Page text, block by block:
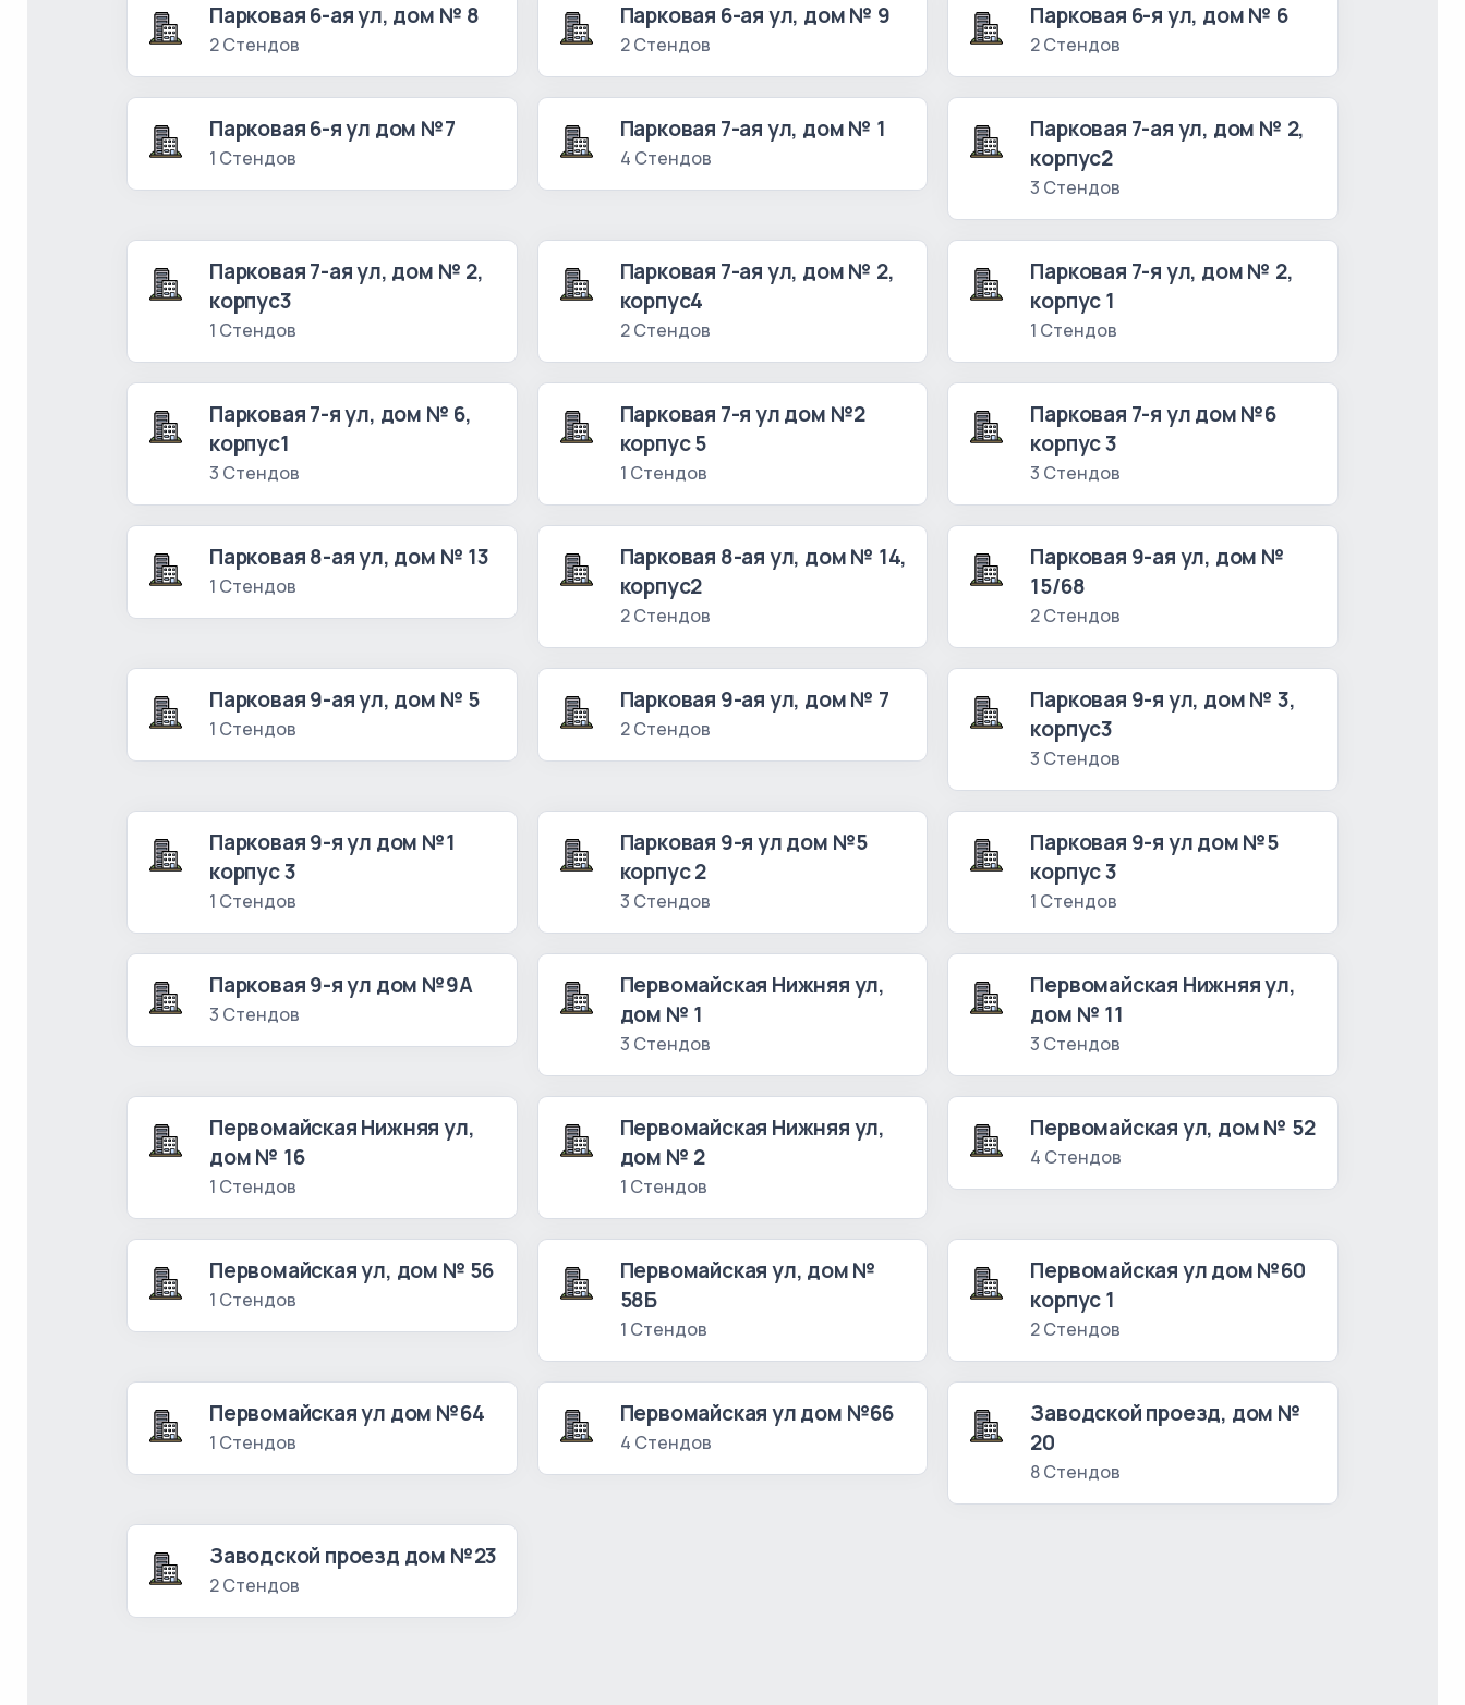
Парковая 6-ая ул, дом № 8
2 Стендов
Парковая 6-ая ул, дом № 9
2 Стендов
Парковая 6-я ул, дом № 6
2 Стендов
Парковая 6-я ул дом №7
1 Стендов
Парковая 7-ая ул, дом № 1
4 Стендов
Парковая 7-ая ул, дом № 2,
корпус2
3 Стендов
Парковая 7-ая ул, дом № 2,
корпус3
1 Стендов
Парковая 7-ая ул, дом № 2,
корпус4
2 Стендов
Парковая 7-я ул, дом № 2,
корпус 1
1 Стендов
Парковая 7-я ул, дом № 6,
корпус1
3 Стендов
Парковая 7-я ул дом №2
корпус 5
1 Стендов
Парковая 7-я ул дом №6
корпус 3
3 Стендов
Парковая 8-ая ул, дом № 13
1 Стендов
Парковая 8-ая ул, дом № 14,
корпус2
2 Стендов
Парковая 9-ая ул, дом №
15/68
2 Стендов
Парковая 9-ая ул, дом № 5
1 Стендов
Парковая 9-ая ул, дом № 7
2 Стендов
Парковая 9-я ул, дом № 3,
корпус3
3 Стендов
Парковая 9-я ул дом №1
корпус 3
1 Стендов
Парковая 9-я ул дом №5
корпус 2
3 Стендов
Парковая 9-я ул дом №5
корпус 3
1 Стендов
Парковая 9-я ул дом №9А
3 Стендов
Первомайская Нижняя ул,
дом № 1
3 Стендов
Первомайская Нижняя ул,
дом № 11
3 Стендов
Первомайская Нижняя ул,
дом № 16
1 Стендов
Первомайская Нижняя ул,
дом № 2
1 Стендов
Первомайская ул, дом № 52
4 Стендов
Первомайская ул, дом № 56
1 Стендов
Первомайская ул, дом №
58Б
1 Стендов
Первомайская ул дом №60
корпус 1
2 Стендов
Первомайская ул дом №64
1 Стендов
Первомайская ул дом №66
4 Стендов
Заводской проезд, дом №
20
8 Стендов
Заводской проезд дом №23
2 Стендов